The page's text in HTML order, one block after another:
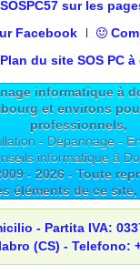
SOSPC57 sur les
Facebook
Plan du site SOS PC
informatique à
et environs
professionnels,
- Dépannage -
informatique à
- 2026 - Toute
éléments de ce
- Partita IVA:
(CS) - Telefono: